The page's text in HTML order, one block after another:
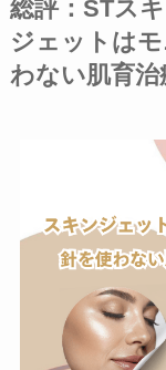
総評：STス
ジェットは
わない肌育